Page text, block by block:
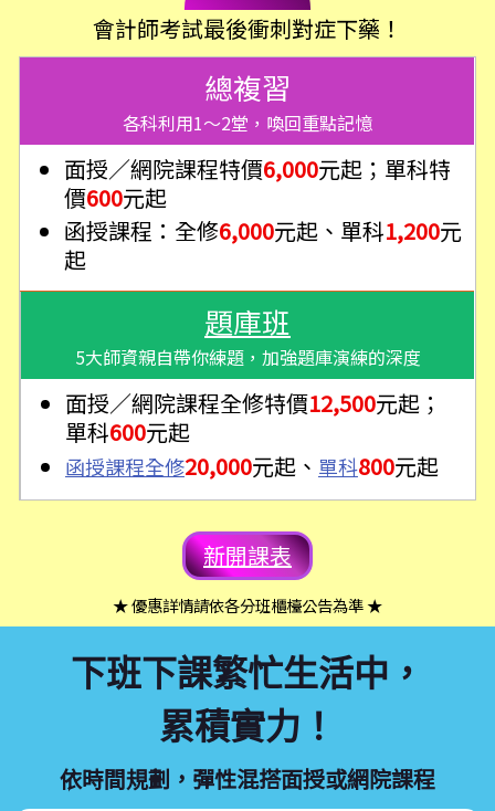
會計師考試最後衝刺對症下藥！
總複習
各科利用1～2堂，喚回重點記憶
面授／網院課程特價6,000元起；單科特
價600元起
函授課程：全修6,000元起、單科1,200元
起
題庫班
5大師資親自帶你練題，加強題庫演練的深度
面授／網院課程全修特價12,500元起；
單科600元起
函授課程全修20,000元起、 單科800元起
新開課表
★ 優惠詳情請依各分班櫃檯公告為準 ★
下班下課繁忙生活中，
累積實力！
依時間規劃，彈性混搭面授或網院課程